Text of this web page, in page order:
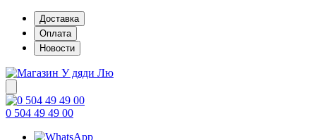
Доставка
Оплата
Новости
0 504 49 49 00